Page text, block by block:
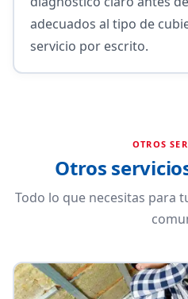
adecuados al tipo de
servicio por escrito.
OTROS
Otros
Todo lo que necesitas para